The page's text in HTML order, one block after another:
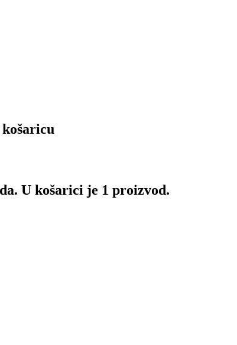
U košarici je 1 proizvod.